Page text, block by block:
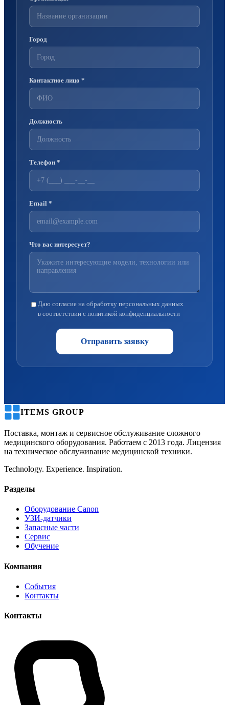
Город
Контактное лицо *
Должность
Телефон *
Email *
Что вас интересует?
Даю согласие на обработку персональных данных
в соответствии с политикой конфиденциальности
Отправить заявку
ITEMS GROUP
Поставка, монтаж и сервисное обслуживание сложного
медицинского оборудования. Работаем с 2013 года. Лицензия
на техническое обслуживание медицинской техники.
Technology. Experience. Inspiration.
Разделы
Оборудование Canon
УЗИ-датчики
Запасные части
Сервис
Обучение
Компания
События
Контакты
Контакты